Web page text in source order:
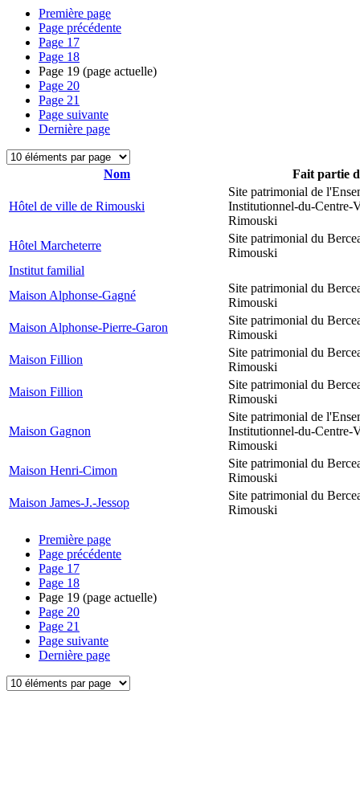
Première page
Page précédente
Page 17
Page 18
Page 19 (page actuelle)
Page 20
Page 21
Page suivante
Dernière page
Nom Fait partie
Hôtel de ville de Rimouski
Site patrimonial de
Institutionnel-du-Centre-
Rimouski
Hôtel Marcheterre
Site patrimonial du
Rimouski
Institut familial
Maison Alphonse-Gagné
Site patrimonial du
Rimouski
Maison Alphonse-Pierre-Garon
Site patrimonial du
Rimouski
Maison Fillion
Site patrimonial du
Rimouski
Maison Fillion
Site patrimonial du
Rimouski
Maison Gagnon
Site patrimonial de
Institutionnel-du-Centre-
Rimouski
Maison Henri-Cimon
Site patrimonial du
Rimouski
Maison James-J.-Jessop
Site patrimonial du
Rimouski
Première page
Page précédente
Page 17
Page 18
Page 19 (page actuelle)
Page 20
Page 21
Page suivante
Dernière page